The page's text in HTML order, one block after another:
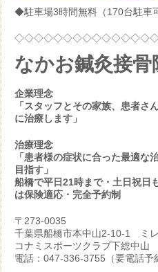
◆駐車場3時間無料（170台駐車
なかお鍼灸接
企業理念
「スタッフとその家族、患者さ
に治療します」
治療理念
「患者様の症状に合った最適な
目指す」
船橋で平日21時まで・土日祝日
は保険適応・完全予約制
〒273-0035
千葉県船橋市本中山2-10-1 ミ
コナミスポーツクラブ下総中山
電話：047-336-3755（要電話予